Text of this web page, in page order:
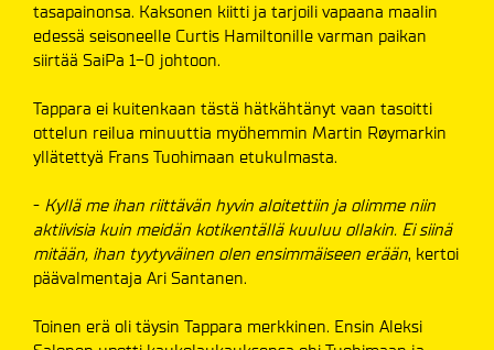
tasapainonsa. Kaksonen kiitti ja tarjoili vapaana maalin
edessä seisoneelle Curtis Hamiltonille varman paikan
siirtää SaiPa 1-0 johtoon.
Tappara ei kuitenkaan tästä hätkähtänyt vaan tasoitti
ottelun reilua minuuttia myöhemmin Martin Røymarkin
yllätettyä Frans Tuohimaan etukulmasta.
- Kyllä me ihan riittävän hyvin aloitettiin ja olimme niin
aktiivisia kuin meidän kotikentällä kuuluu ollakin. Ei siinä
mitään, ihan tyytyväinen olen ensimmäiseen erään, kertoi
päävalmentaja Ari Santanen.
Toinen erä oli täysin Tappara merkkinen. Ensin Aleksi